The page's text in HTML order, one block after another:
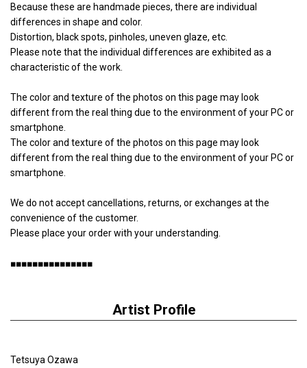
Because these are handmade pieces, there are individual
differences in shape and color.
Distortion, black spots, pinholes, uneven glaze, etc.
Please note that the individual differences are exhibited as a
characteristic of the work.
The color and texture of the photos on this page may look
different from the real thing due to the environment of your PC or
smartphone.
The color and texture of the photos on this page may look
different from the real thing due to the environment of your PC or
smartphone.
We do not accept cancellations, returns, or exchanges at the
convenience of the customer.
Please place your order with your understanding.
■■■■■■■■■■■■■■■
Artist Profile
Tetsuya Ozawa